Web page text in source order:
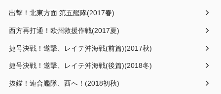
出撃！北東方面 第五艦隊(2017春)
西方再打通！欧州救援作戦(2017夏)
捷号決戦！邀撃、レイテ沖海戦(前篇)(2017秋)
捷号決戦！邀撃、レイテ沖海戦(後篇)(2018冬)
抜錨！連合艦隊、西へ！(2018初秋)